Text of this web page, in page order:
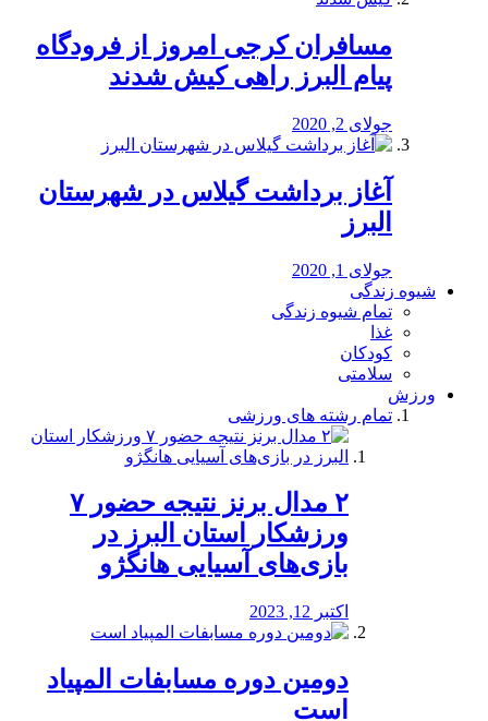
مسافران کرجی امروز از فرودگاه
پیام البرز راهی کیش شدند
جولای 2, 2020
آغاز برداشت گیلاس در شهرستان
البرز
جولای 1, 2020
شیوه زندگی
تمام شیوه زندگی
غذا
کودکان
سلامتی
ورزش
تمام رشته های ورزشی
۲ مدال برنز نتیجه حضور ۷
ورزشکار استان البرز در
بازی‌های آسیایی هانگژو
اکتبر 12, 2023
دومین دوره مسابفات المپیاد
است